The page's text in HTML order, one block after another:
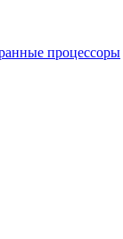
процессоры